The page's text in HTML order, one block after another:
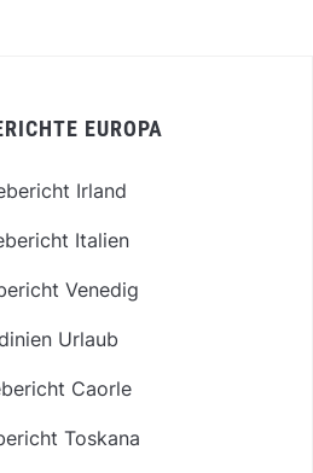
EUROPA
Irland
Italien
Venedig
Urlaub
Caorle
Toskana